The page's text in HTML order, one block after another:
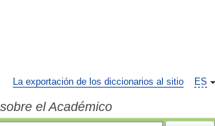
ES
La exportación de los diccionarios al sitio
el Académico